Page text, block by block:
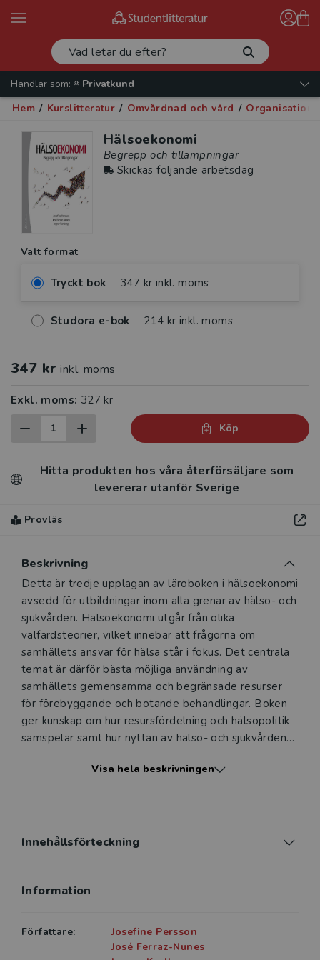
Handlar som:
Privatkund
Hem / Kurslitteratur / Omvårdnad och vård / Organisation
Hälsoekonomi
Begrepp och tillämpningar
Skickas följande arbetsdag
Valt format
Tryckt bok 347 kr inkl. moms
Studora e-bok 214 kr inkl. moms
347 kr inkl. moms
Exkl. moms: 327 kr
Köp
Hitta produkten hos våra återförsäljare som
levererar utanför Sverige
Provläs
Beskrivning
Beskrivning
Detta är tredje upplagan av läroboken i hälsoekonomi
avsedd för utbildningar inom alla grenar av hälso- och
sjukvården. Hälsoekonomi utgår från olika
välfärdsteorier, vilket innebär att frågorna om
samhällets ansvar för hälsa står i fokus. Det centrala
temat är därför bästa möjliga användning av
samhällets gemensamma och begränsade resurser
för förebyggande och botande behandlingar. Boken
ger kunskap om hur resursfördelning och hälsopolitik
samspelar samt hur nyttan av hälso- och sjukvårdens
aktuella exempel. I denna upplaga har den teoretiska
metoder för värdering av relationerna mellan
som finns för prioriteringar i vården redovisas och
dess konsekvenser diskuteras.
Visa hela beskrivningen
Innehållsförteckning
Information
Författare:
Josefine Persson
José Ferraz-Nunes